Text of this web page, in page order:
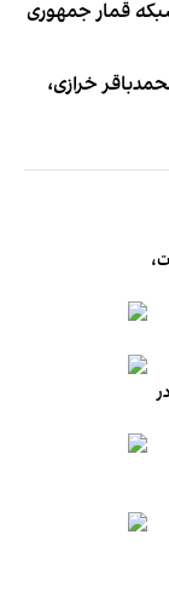
قمار جمهوری
خرازی،